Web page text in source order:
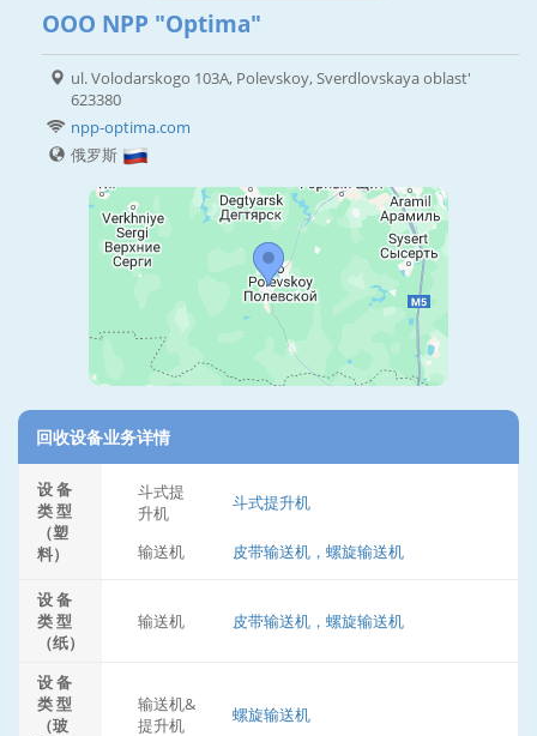
OOO NPP "Optima"
ul. Volodarskogo 103A, Polevskoy, Sverdlovskaya oblast'
623380
npp-optima.com
俄罗斯
回收设备业务详情
设 备
类 型
（塑
料）
斗式提
升机
斗式提升机
输送机 皮带输送机，螺旋输送机
设 备
类 型
（纸）
输送机 皮带输送机，螺旋输送机
设 备
类 型
（玻
输送机&
提升机
螺旋输送机